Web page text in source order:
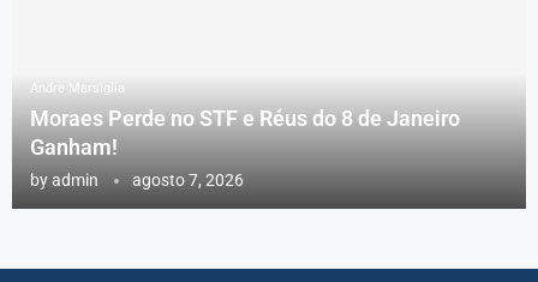
Andre Marsiglia
Moraes Perde no STF e Réus do 8 de Janeiro
Ganham!
byadmin agosto 7, 2026